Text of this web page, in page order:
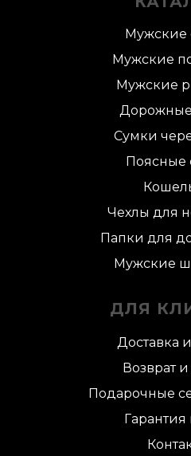
ДЛЯ
Доставка
Возврат
Подарочные
Гарантия
Мужские
Мужские
Мужские
Сумки
Поясные
Чехлы для
Папки для
Мужские